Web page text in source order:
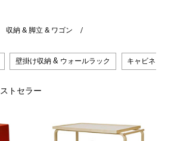
収納 & 脚立 & ワゴン
壁掛け収納 & ウォールラック キャビネット
トセラー